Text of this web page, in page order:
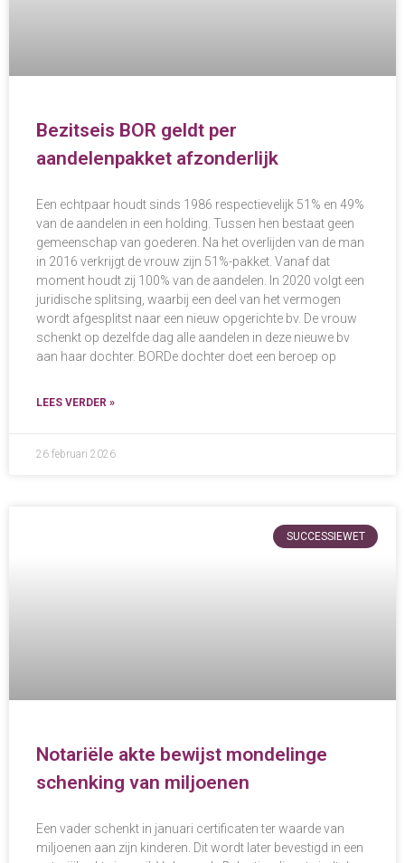
Bezitseis BOR geldt per
aandelenpakket afzonderlijk
Een echtpaar houdt sinds 1986 respectievelijk 51% en 49%
van de aandelen in een holding. Tussen hen bestaat geen
gemeenschap van goederen. Na het overlijden van de man
in 2016 verkrijgt de vrouw zijn 51%-pakket. Vanaf dat
moment houdt zij 100% van de aandelen. In 2020 volgt een
juridische splitsing, waarbij een deel van het vermogen
wordt afgesplitst naar een nieuw opgerichte bv. De vrouw
schenkt op dezelfde dag alle aandelen in deze nieuwe bv
aan haar dochter. BORDe dochter doet een beroep op
LEES VERDER »
26 februari 2026
SUCCESSIEWET
Notariële akte bewijst mondelinge
schenking van miljoenen
Een vader schenkt in januari certificaten ter waarde van
miljoenen aan zijn kinderen. Dit wordt later bevestigd in een